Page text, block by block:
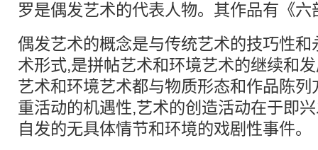
罗是偶发艺术的代表人物。其作品有《
偶发艺术的概念是与传统艺术的技巧性
术形式,是拼帖艺术和环境艺术的继续和
艺术和环境艺术都与物质形态和作品陈
重活动的机遇性,艺术的创造活动在于即
自发的无具体情节和环境的戏剧性事件。